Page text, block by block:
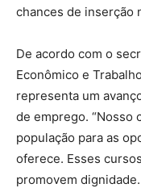
chances de inserção
De acordo com o
Econômico e
representa um
de emprego. “Nosso
população para as
oferece. Esses
promovem